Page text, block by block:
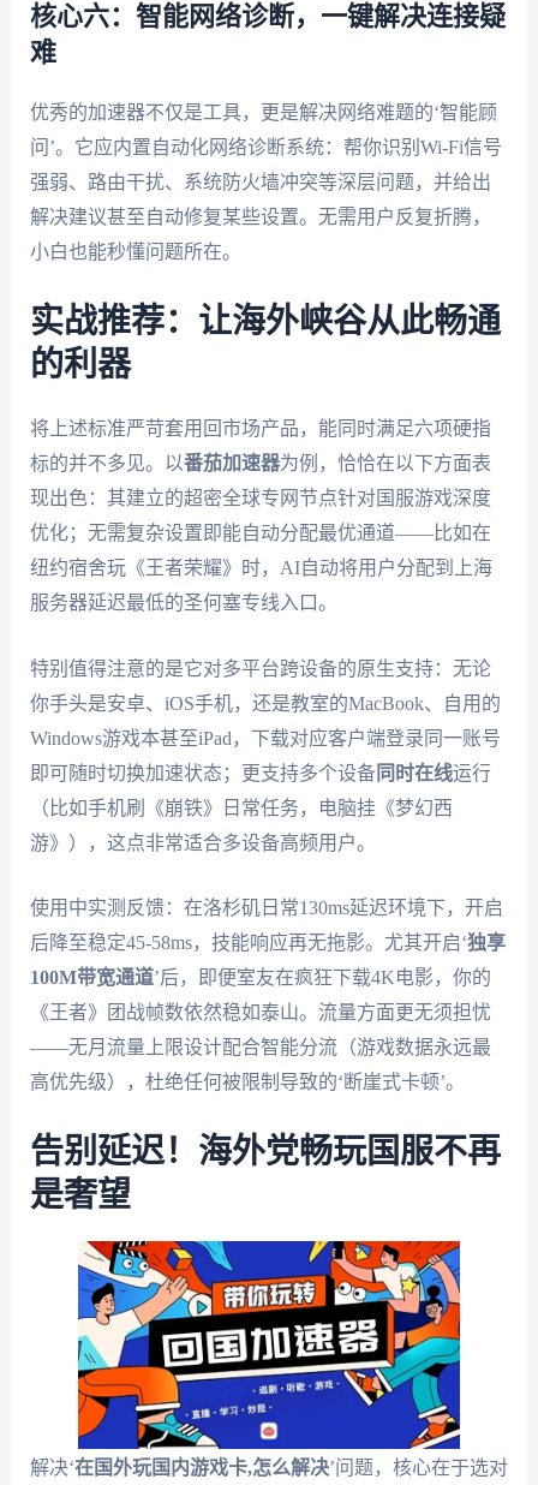
核心六：智能网络诊断，一键解决连接疑
难
优秀的加速器不仅是工具，更是解决网络难题的‘智能顾
问’。它应内置自动化网络诊断系统：帮你识别Wi-Fi信号
强弱、路由干扰、系统防火墙冲突等深层问题，并给出
解决建议甚至自动修复某些设置。无需用户反复折腾，
小白也能秒懂问题所在。
实战推荐：让海外峡谷从此畅通
的利器
将上述标准严苛套用回市场产品，能同时满足六项硬指
标的并不多见。以番茄加速器为例，恰恰在以下方面表
现出色：其建立的超密全球专网节点针对国服游戏深度
优化；无需复杂设置即能自动分配最优通道——比如在
纽约宿舍玩《王者荣耀》时，AI自动将用户分配到上海
服务器延迟最低的圣何塞专线入口。
特别值得注意的是它对多平台跨设备的原生支持：无论
你手头是安卓、iOS手机，还是教室的MacBook、自用的
Windows游戏本甚至iPad，下载对应客户端登录同一账号
即可随时切换加速状态；更支持多个设备同时在线运行
（比如手机刷《崩铁》日常任务，电脑挂《梦幻西
游》），这点非常适合多设备高频用户。
使用中实测反馈：在洛杉矶日常130ms延迟环境下，开启
后降至稳定45-58ms，技能响应再无拖影。尤其开启‘独享
100M带宽通道’后，即便室友在疯狂下载4K电影，你的
《王者》团战帧数依然稳如泰山。流量方面更无须担忧
——无月流量上限设计配合智能分流（游戏数据永远最
高优先级），杜绝任何被限制导致的‘断崖式卡顿’。
告别延迟！海外党畅玩国服不再
是奢望
解决‘在国外玩国内游戏卡,怎么解决’问题，核心在于选对